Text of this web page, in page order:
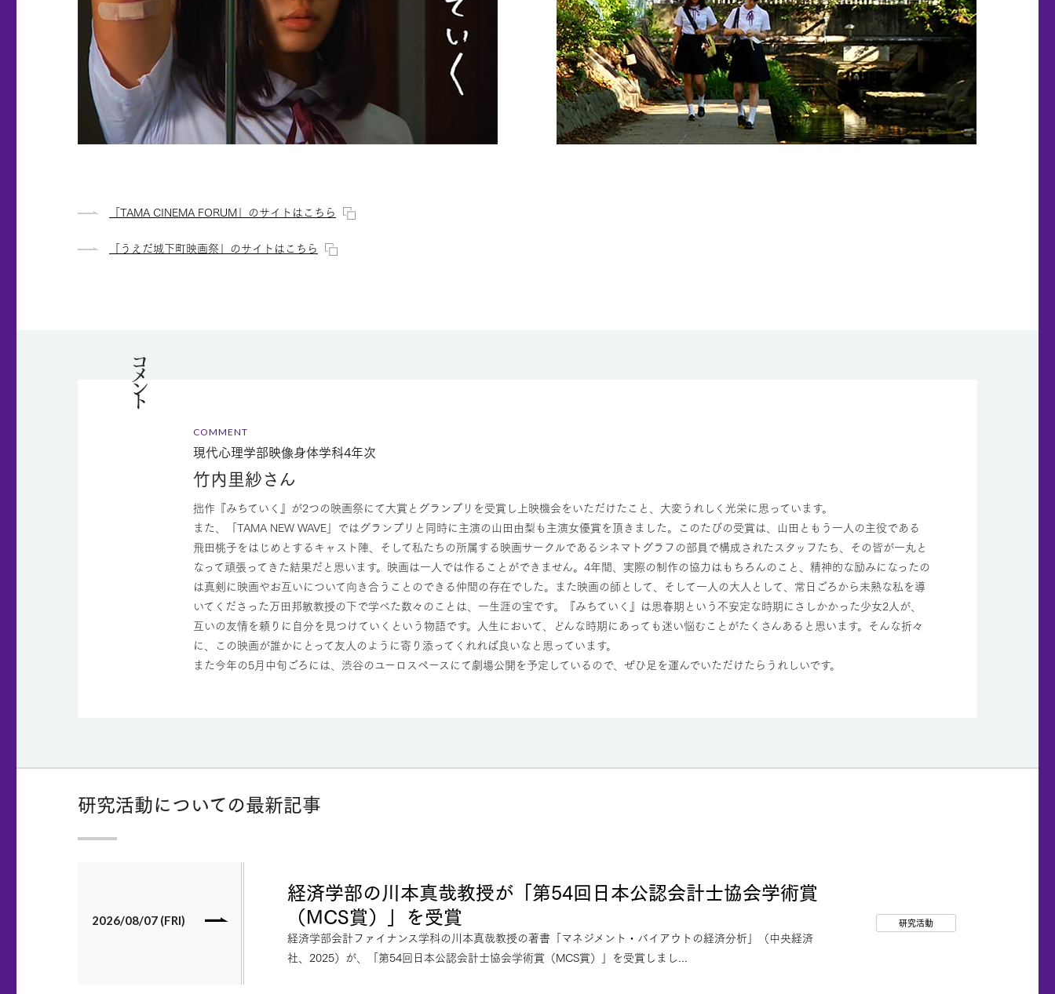
「TAMA CINEMA FORUM」のサイトはこちら
「うえだ城下町映画祭」のサイトはこちら
コメント
COMMENT
現代心理学部映像身体学科4年次
竹内里紗さん
拙作『みちていく』が2つの映画祭にて大賞とグランプリを受賞し上映機会をいただけたこと、大変うれしく光栄に思っています。
また、「TAMA NEW WAVE」ではグランプリと同時に主演の山田由梨も主演女優賞を頂きました。このたびの受賞は、山田ともう一人の主役である
飛田桃子をはじめとするキャスト陣、そして私たちの所属する映画サークルであるシネマトグラフの部員で構成されたスタッフたち、その皆が一丸と
なって頑張ってきた結果だと思います。映画は一人では作ることができません。4年間、実際の制作の協力はもちろんのこと、精神的な励みになったの
は真剣に映画やお互いについて向き合うことのできる仲間の存在でした。また映画の師として、そして一人の大人として、常日ごろから未熟な私を導
いてくださった万田邦敏教授の下で学べた数々のことは、一生涯の宝です。『みちていく』は思春期という不安定な時期にさしかかった少女2人が、
互いの友情を頼りに自分を見つけていくという物語です。人生において、どんな時期にあっても迷い悩むことがたくさんあると思います。そんな折々
に、この映画が誰かにとって友人のように寄り添ってくれれば良いなと思っています。
また今年の5月中旬ごろには、渋谷のユーロスペースにて劇場公開を予定しているので、ぜひ足を運んでいただけたらうれしいです。
研究活動についての最新記事
2026/08/07 (FRI)
経済学部の川本真哉教授が「第54回日本公認会計士協会学術賞
（MCS賞）」を受賞
経済学部会計ファイナンス学科の川本真哉教授の著書「マネジメント・バイアウトの経済分析」（中央経済
社、2025）が、「第54回日本公認会計士協会学術賞（MCS賞）」を受賞しまし...
研究活動